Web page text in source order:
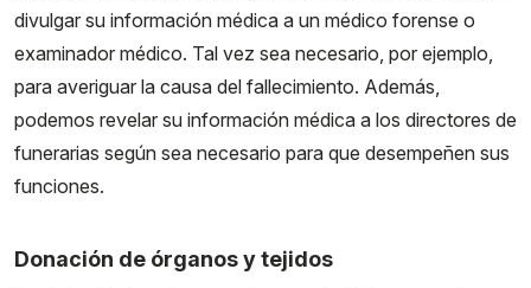
divulgar su información médica a un médico forense o
examinador médico. Tal vez sea necesario, por ejemplo,
para averiguar la causa del fallecimiento. Además,
podemos revelar su información médica a los directores de
funerarias según sea necesario para que desempeñen sus
funciones.
Donación de órganos y tejidos